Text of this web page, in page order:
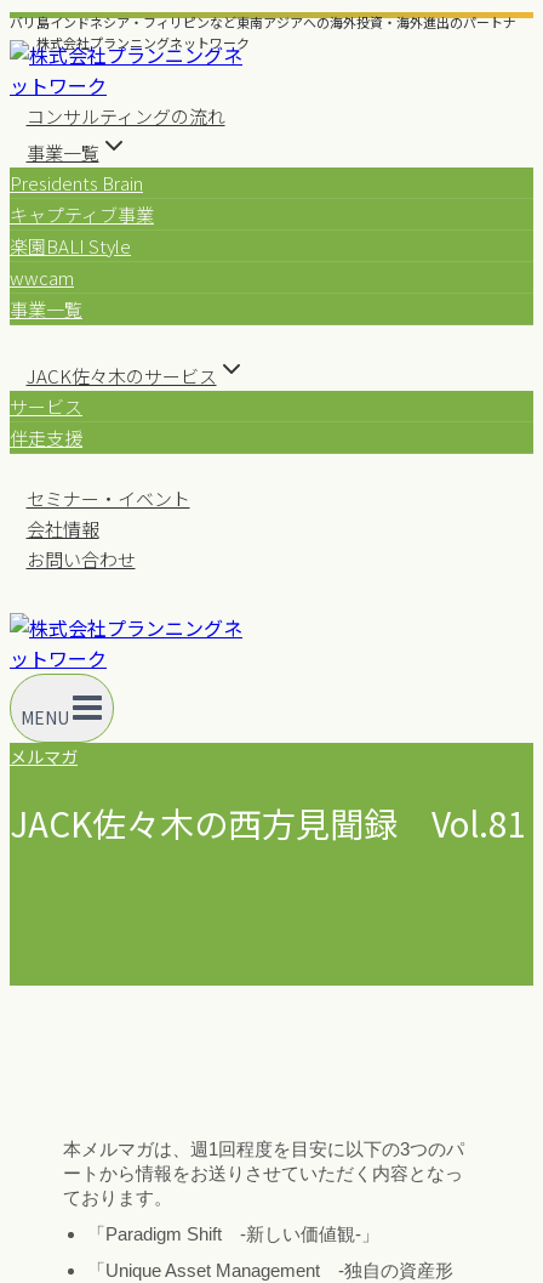
内
容
を
ッ
プ
バリ島インドネシア・フィリピンなど東南アジアへの海外投資・海外進出のパートナ
ー 株式会社プランニングネットワーク
コンサルティングの流れ
事業一覧
Presidents Brain
キャプティブ事業
楽園BALI Style
wwcam
事業一覧
JACK佐々木のサービス
サービス
伴走支援
セミナー・イベント
会社情報
お問い合わせ
MENU
メルマガ
JACK佐々木の西方見聞録 Vol.81
本メルマガは、週1回程度を目安に以下の3つのパ
ートから情報をお送りさせていただく内容となっ
ております。
「Paradigm Shift -新しい価値観-」
「Unique Asset Management -独自の資産形